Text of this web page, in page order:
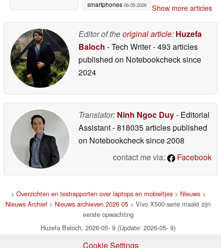
smartphones 06-05-2026 Show more articles
Editor of theoriginal article: Huzefa
Baloch - Tech Writer- 493 articles
published on Notebookchecksince
2024
Translator: Ninh Ngoc Duy- Editorial
Assistant- 818035 articles published
on Notebookchecksince 2008
contact me via:
Facebook
> Overzichten en testrapporten over laptops en mobieltjes> Nieuws>
Nieuws Archief > Nieuws archieven 2026 05 > Vivo X500-serie maakt zijn
eerste opwachting
Huzefa Baloch, 2026-05- 9 (Update: 2026-05- 9)
Cookie Settings